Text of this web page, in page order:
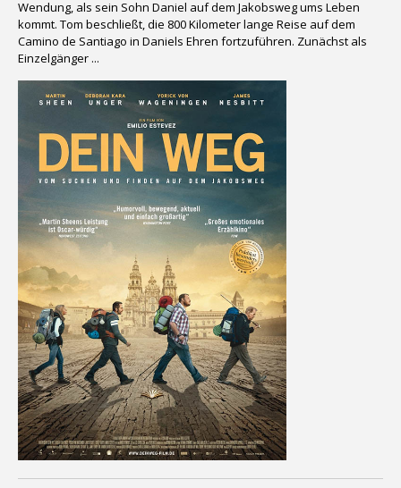
Wendung, als sein Sohn Daniel auf dem Jakobsweg ums Leben
kommt. Tom beschließt, die 800 Kilometer lange Reise auf dem
Camino de Santiago in Daniels Ehren fortzuführen. Zunächst als
Einzelgänger ...